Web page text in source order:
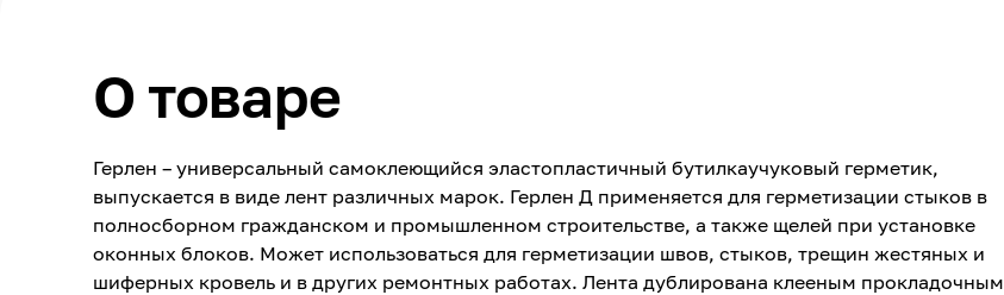
О товаре
Герлен – универсальный самоклеющийся эластопластичный бутилкаучуковый герметик,
выпускается в виде лент различных марок. Герлен Д применяется для герметизации стыков в
полносборном гражданском и промышленном строительстве, а также щелей при установке
оконных блоков. Может использоваться для герметизации швов, стыков, трещин жестяных и
шиферных кровель и в других ремонтных работах. Лента дублирована клееным прокладочным